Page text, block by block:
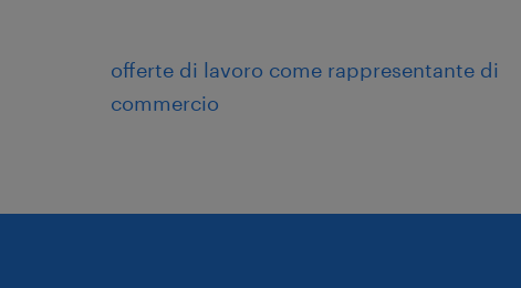
offerte di lavoro come rappresentante di
commercio